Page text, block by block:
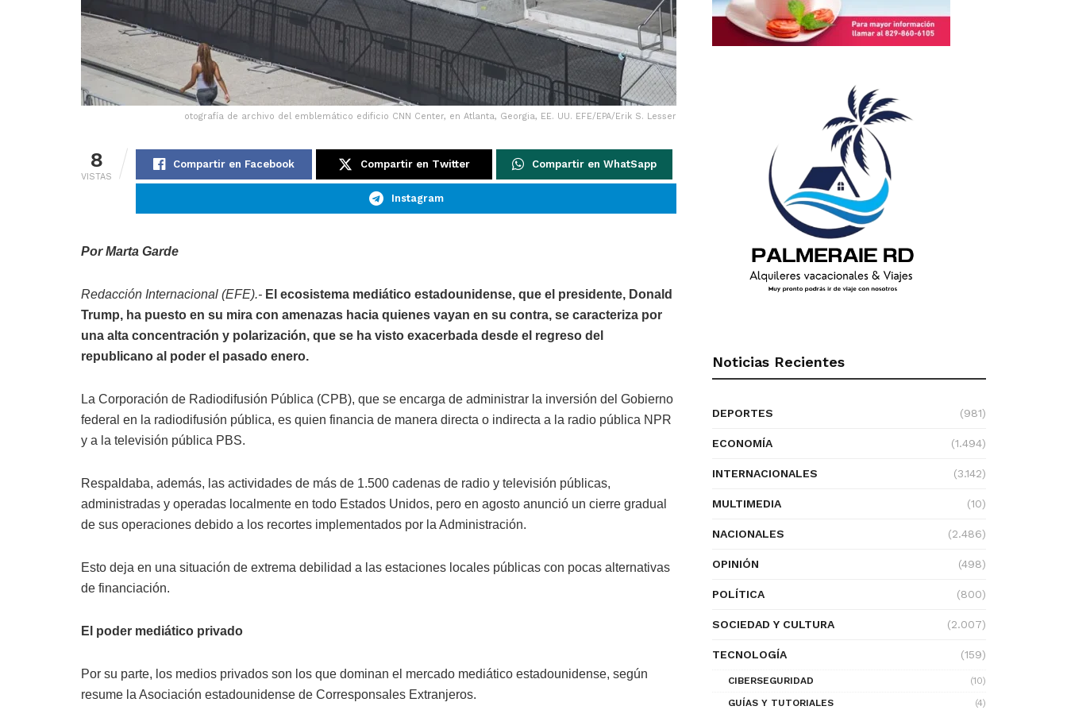
otografía de archivo del emblemático edificio CNN Center, en Atlanta, Georgia, EE. UU. EFE/EPA/Erik S. Lesser
8
VISTAS
Compartir en Facebook Compartir en Twitter Compartir en WhatSapp
Instagram
Por Marta Garde
Redacción Internacional (EFE).- El ecosistema mediático estadounidense, que el presidente, Donald
Trump, ha puesto en su mira con amenazas hacia quienes vayan en su contra, se caracteriza por
una alta concentración y polarización, que se ha visto exacerbada desde el regreso del
republicano al poder el pasado enero.
La Corporación de Radiodifusión Pública (CPB), que se encarga de administrar la inversión del Gobierno
federal en la radiodifusión pública, es quien financia de manera directa o indirecta a la radio pública NPR
y a la televisión pública PBS.
Respaldaba, además, las actividades de más de 1.500 cadenas de radio y televisión públicas,
administradas y operadas localmente en todo Estados Unidos, pero en agosto anunció un cierre gradual
de sus operaciones debido a los recortes implementados por la Administración.
Esto deja en una situación de extrema debilidad a las estaciones locales públicas con pocas alternativas
de financiación.
El poder mediático privado
Por su parte, los medios privados son los que dominan el mercado mediático estadounidense, según
resume la Asociación estadounidense de Corresponsales Extranjeros.
Noticias Recientes
DEPORTES (981)
ECONOMÍA (1.494)
INTERNACIONALES (3.142)
MULTIMEDIA (10)
NACIONALES (2.486)
OPINIÓN (498)
POLÍTICA (800)
SOCIEDAD Y CULTURA (2.007)
TECNOLOGÍA (159)
CIBERSEGURIDAD
(10)
GUÍAS Y TUTORIALES
(4)